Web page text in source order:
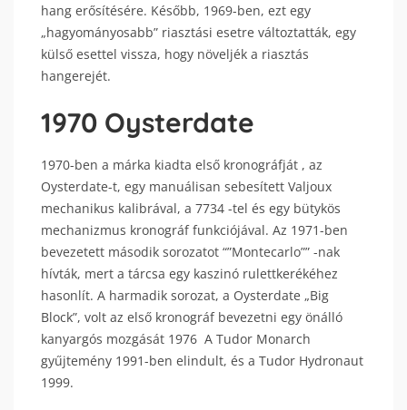
hang erősítésére. Később, 1969-ben, ezt egy
„hagyományosabb” riasztási esetre változtatták, egy
külső esettel vissza, hogy növeljék a riasztás
hangerejét.
1970 Oysterdate
1970-ben a márka kiadta első kronográfját , az
Oysterdate-t, egy manuálisan sebesített Valjoux
mechanikus kalibrával, a 7734 -tel és egy bütykös
mechanizmus kronográf funkciójával. Az 1971-ben
bevezetett második sorozatot “”Montecarlo”” -nak
hívták, mert a tárcsa egy kaszinó rulettkerékéhez
hasonlít. A harmadik sorozat, a Oysterdate „Big
Block”, volt az első kronográf bevezetni egy önálló
kanyargós mozgását 1976 A Tudor Monarch
gyűjtemény 1991-ben elindult, és a Tudor Hydronaut
1999.